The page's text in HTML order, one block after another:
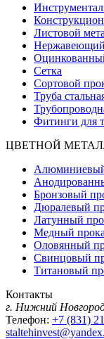
Листовой
Нержавеющий
Сетка
Сортовой
Труба
Фитинги для
ЦВЕТНОЙ
Бронзовый
Дюралевый
Латунный
Медный
Оловянный
Свинцовый
Титановый
Контакты
г. Нижний
Телефон: +7 (831)